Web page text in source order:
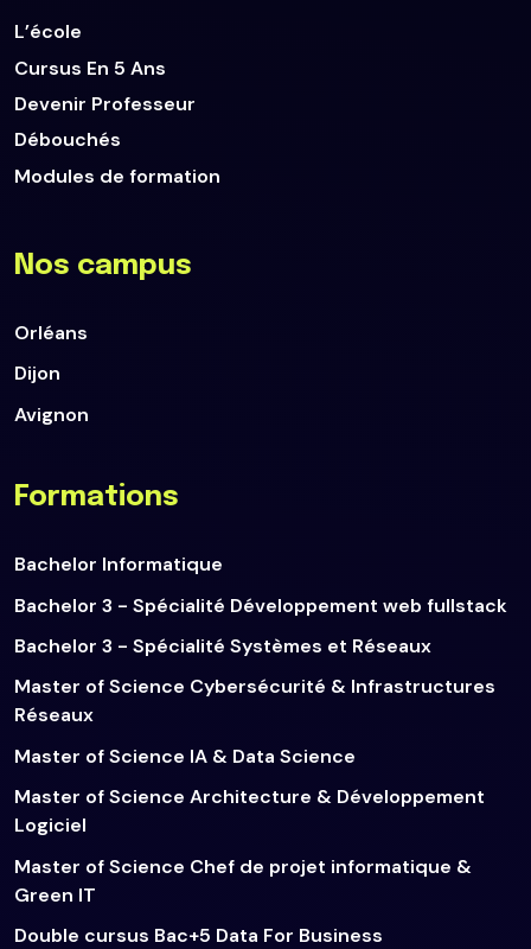
L’école
Cursus En 5 Ans
Devenir Professeur
Débouchés
Modules de formation
Nos campus
Orléans
Dijon
Avignon
Formations
Bachelor Informatique
Bachelor 3 - Spécialité Développement web fullstack
Bachelor 3 - Spécialité Systèmes et Réseaux
Master of Science Cybersécurité & Infrastructures
Réseaux
Master of Science IA & Data Science
Master of Science Architecture & Développement
Logiciel
Master of Science Chef de projet informatique &
Green IT
Double cursus Bac+5 Data For Business